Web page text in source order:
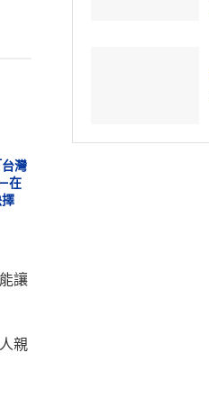
灣
在
讓
親